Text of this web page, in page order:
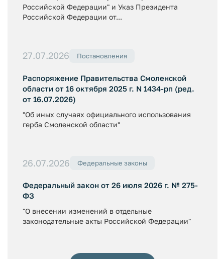
Российской Федерации" и Указ Президента
Российской Федерации от...
27.07.2026 Постановления
Распоряжение Правительства Смоленской
области от 16 октября 2025 г. N 1434-рп (ред.
от 16.07.2026)
"Об иных случаях официального использования
герба Смоленской области"
26.07.2026 Федеральные законы
Федеральный закон от 26 июля 2026 г. № 275-
ФЗ
"О внесении изменений в отдельные
законодательные акты Российской Федерации"